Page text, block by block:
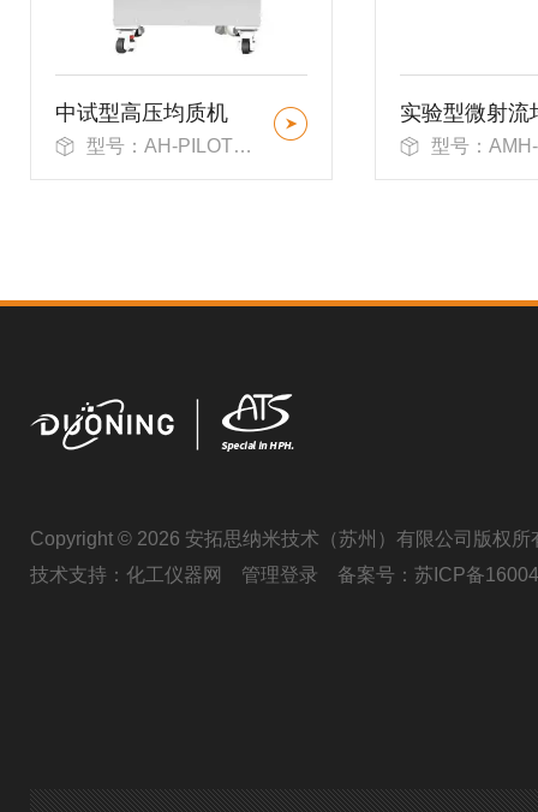
中试型高压均质机
型号：AH-PILOT系列
实验型微射流
型号：
Copyright © 2026 安拓思纳米技术（苏州）有限公司版权所
技术支持： 化工仪器网 管理登录 备案号： 苏ICP备